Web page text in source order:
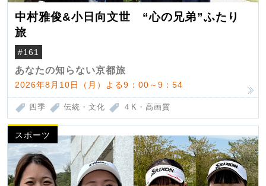
中村雅俊&小日向文世 “心の兄弟”ふたり
旅
#161
あなたの知らない京都旅
2026年8月10日（月）よる9：00～9：54
四季 伝統・文化 ４K・高画質
スポーツ